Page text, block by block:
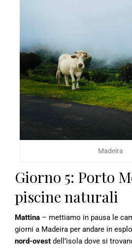
Madeira
Giorno 5: Porto
piscine naturali
Mattina – mettiamo in pausa le
giorni a Madeira per andare in
nord-ovest dell’isola dove si